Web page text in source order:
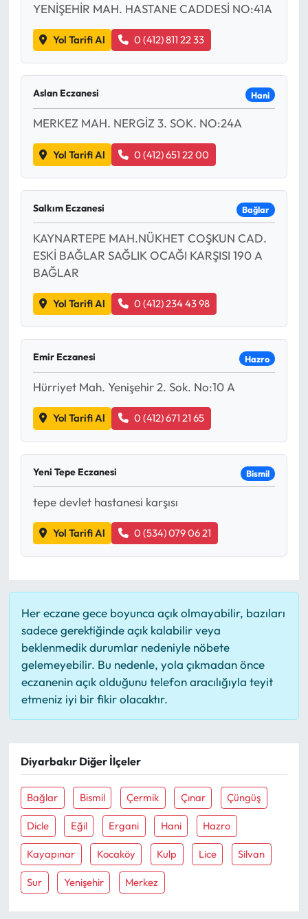
YENİŞEHİR MAH. HASTANE CADDESİ NO:41A
Yol Tarifi Al 0 (412) 811 22 33
Aslan Eczanesi Hani
MERKEZ MAH. NERGİZ 3. SOK. NO:24A
Yol Tarifi Al 0 (412) 651 22 00
Salkım Eczanesi Bağlar
KAYNARTEPE MAH.NÜKHET COŞKUN CAD.
ESKİ BAĞLAR SAĞLIK OCAĞI KARŞISI 190 A
BAĞLAR
Yol Tarifi Al 0 (412) 234 43 98
Emir Eczanesi Hazro
Hürriyet Mah. Yenişehir 2. Sok. No:10 A
Yol Tarifi Al 0 (412) 671 21 65
Yeni Tepe Eczanesi Bismil
tepe devlet hastanesi karşısı
Yol Tarifi Al 0 (534) 079 06 21
Her eczane gece boyunca açık olmayabilir, bazıları
sadece gerektiğinde açık kalabilir veya
beklenmedik durumlar nedeniyle nöbete
gelemeyebilir. Bu nedenle, yola çıkmadan önce
eczanenin açık olduğunu telefon aracılığıyla teyit
etmeniz iyi bir fikir olacaktır.
Diyarbakır Diğer İlçeler
Bağlar Bismil Çermik Çınar Çüngüş
Dicle Eğil Ergani Hani Hazro
Kayapınar Kocaköy Kulp Lice Silvan
Sur Yenişehir Merkez